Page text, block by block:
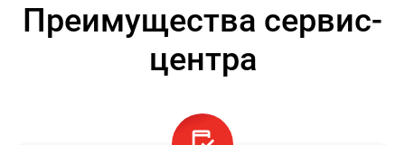
Преимущества сервис-
центра